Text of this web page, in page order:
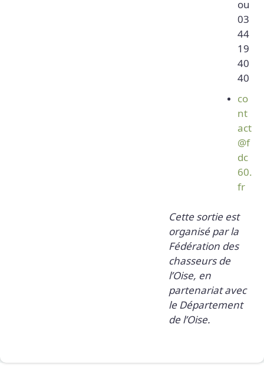
ou
03
44
19
40
40
co
nt
act
@f
dc
60.
fr
Cette sortie est
organisé par la
Fédération des
chasseurs de
l’Oise, en
partenariat avec
le Département
de l’Oise.